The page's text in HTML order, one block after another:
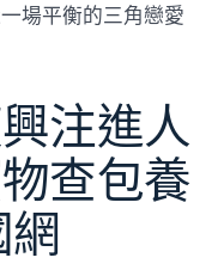
場平衡的三角戀愛
注進人
查包養
網